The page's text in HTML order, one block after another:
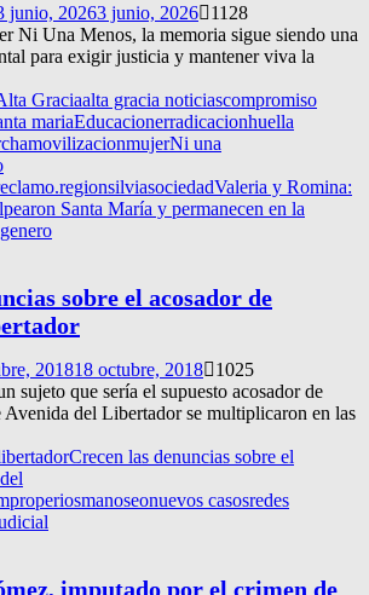
junio, 20263 junio, 2026
1128
Ni Una Menos, la memoria sigue siendo una
para exigir justicia y mantener viva la
Graciaalta gracia noticiascompromiso
mariaEducacionerradicacionhuella
movilizacionmujerNi una
regionsilviasociedadValeria y Romina:
Santa María y permanecen en la
sobre el acosador de
201818 octubre, 2018
1025
sujeto que sería el supuesto acosador de
Avenida del Libertador se multiplicaron en las
Crecen las denuncias sobre el
manoseonuevos casosredes
imputado por el crimen de